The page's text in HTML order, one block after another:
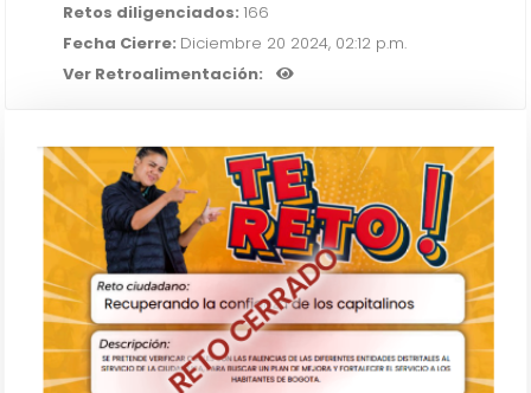
Retos diligenciados: 166
Fecha Cierre: Diciembre 20 2024, 02:12 p.m.
Ver Retroalimentación:
RETO CERRADO
Recuperando la confianza de los
capitalinos
IR AL RETO